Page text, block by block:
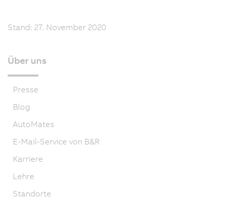
Stand: 27. November 2020
Über uns
Presse
Blog
AutoMates
E-Mail-Service von B&R
Karriere
Lehre
Standorte